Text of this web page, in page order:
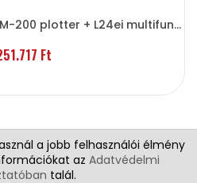
200 plotter + L24ei multifun...
Ft
a jobb felhasználói élmény
az Adatvédelmi
talál.